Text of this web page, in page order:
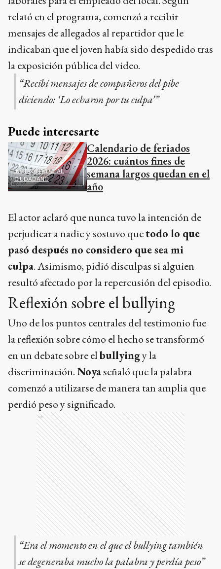
relató en el programa, comenzó a recibir
mensajes de allegados al repartidor que le
indicaban que el joven había sido despedido tras
la exposición pública del video.
“Recibí mensajes de compañeros del pibe
diciendo: ‘Lo echaron por tu culpa’”
Puede interesarte
INSTRUYENDO AL
CIUDADANO
Calendario de feriados
2026: cuántos fines de
semana largos quedan en el
año
El actor aclaró que nunca tuvo la intención de
perjudicar a nadie y sostuvo quetodo lo que
pasó después no considero que sea mi
culpa. Asimismo, pidió disculpas si alguien
resultó afectado por la repercusión del episodio.
Reflexión sobre el bullying
Uno de los puntos centrales del testimonio fue
la reflexión sobre cómo el hecho se transformó
en un debate sobre elbullyingy la
discriminación.Noyaseñaló que la palabra
comenzó a utilizarse de manera tan amplia que
perdió peso y significado.
Ads
“Era el momento en el que el bullying también
se degeneraba mucho la palabra y perdía peso”